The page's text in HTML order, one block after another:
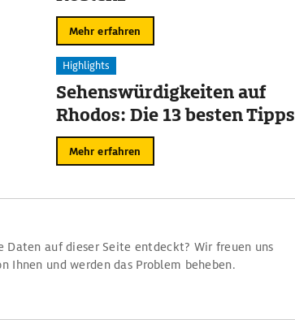
Mehr erfahren
Highlights
Sehenswürdigkeiten auf
Rhodos: Die 13 besten Tipps
Mehr erfahren
Daten auf dieser Seite entdeckt? Wir freuen uns
Ihnen und werden das Problem beheben.